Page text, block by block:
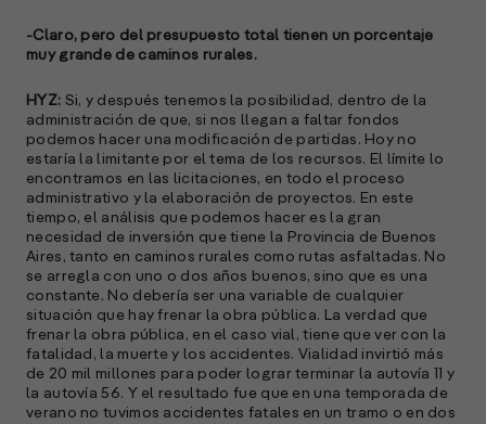
-Claro, pero del presupuesto total tienen un porcentaje
muy grande de caminos rurales.
HYZ: Si, y después tenemos la posibilidad, dentro de la
administración de que, si nos llegan a faltar fondos
podemos hacer una modificación de partidas. Hoy no
estaría la limitante por el tema de los recursos. El límite lo
encontramos en las licitaciones, en todo el proceso
administrativo y la elaboración de proyectos. En este
tiempo, el análisis que podemos hacer es la gran
necesidad de inversión que tiene la Provincia de Buenos
Aires, tanto en caminos rurales como rutas asfaltadas. No
se arregla con uno o dos años buenos, sino que es una
constante. No debería ser una variable de cualquier
situación que hay frenar la obra pública. La verdad que
frenar la obra pública, en el caso vial, tiene que ver con la
fatalidad, la muerte y los accidentes. Vialidad invirtió más
de 20 mil millones para poder lograr terminar la autovía 11 y
la autovía 56. Y el resultado fue que en una temporada de
verano no tuvimos accidentes fatales en un tramo o en dos